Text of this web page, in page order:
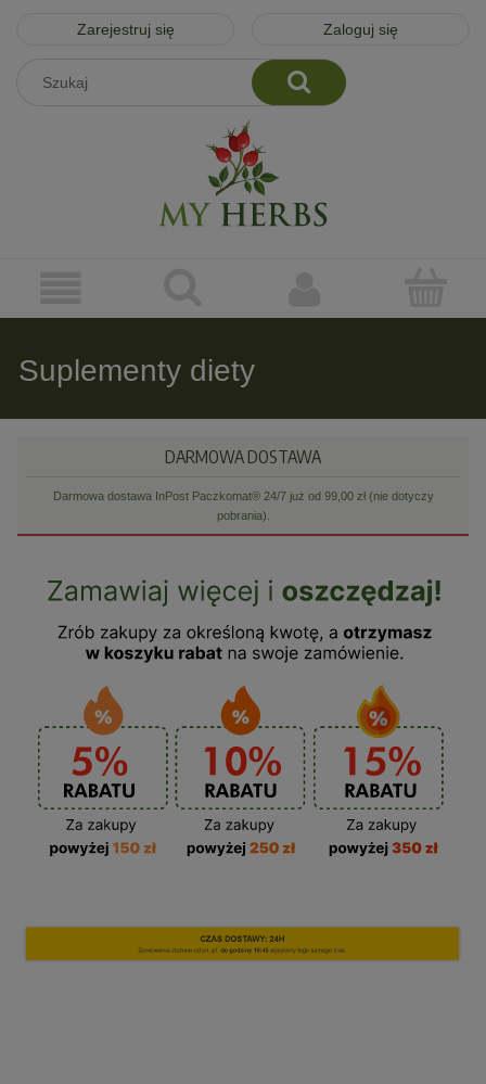
Zarejestruj się Zaloguj się
Suplementy diety
DARMOWA DOSTAWA
Darmowa dostawa InPost Paczkomat® 24/7 już od 99,00 zł (nie dotyczy
pobrania).